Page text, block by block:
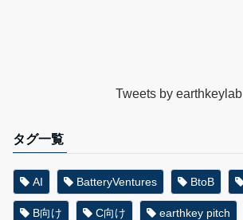
Tweets by earthkeylab
タグ一覧
AI BatteryVentures BtoB
B向け C向け earthkey pitch